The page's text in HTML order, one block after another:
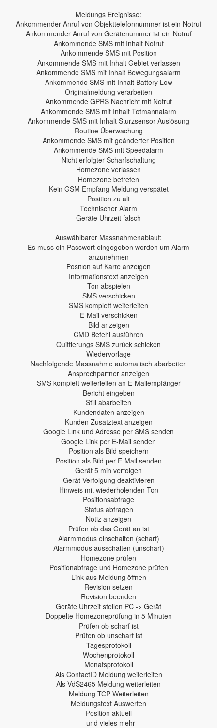
Meldungs Ereignisse:
Ankommender Anruf von Objekttelefonnummer ist ein Notruf
Ankommender Anruf von Gerätenummer ist ein Notruf
Ankommende SMS mit Inhalt Notruf
Ankommende SMS mit Position
Ankommende SMS mit Inhalt Gebiet verlassen
Ankommende SMS mit Inhalt Bewegungsalarm
Ankommende SMS mit Inhalt Battery Low
Originalmeldung verarbeiten
Ankommende GPRS Nachricht mit Notruf
Ankommende SMS mit Inhalt Totmannalarm
Ankommende SMS mit Inhalt Sturzsensor Auslösung
Routine Überwachung
Ankommende SMS mit geänderter Position
Ankommende SMS mit Speedalarm
Nicht erfolgter Scharfschaltung
Homezone verlassen
Homezone betreten
Kein GSM Empfang Meldung verspätet
Position zu alt
Technischer Alarm
Geräte Uhrzeit falsch
Auswählbarer Massnahmenablauf:
Es muss ein Passwort eingegeben werden um Alarm
anzunehmen
Position auf Karte anzeigen
Informationstext anzeigen
Ton abspielen
SMS verschicken
SMS komplett weiterleiten
E-Mail verschicken
Bild anzeigen
CMD Befehl ausführen
Quittierungs SMS zurück schicken
Wiedervorlage
Nachfolgende Massnahme automatisch abarbeiten
Ansprechpartner anzeigen
SMS komplett weiterleiten an E-Mailempfänger
Bericht eingeben
Still abarbeiten
Kundendaten anzeigen
Kunden Zusatztext anzeigen
Google Link und Adresse per SMS senden
Google Link per E-Mail senden
Position als Bild speichern
Position als Bild per E-Mail senden
Gerät 5 min verfolgen
Gerät Verfolgung deaktivieren
Hinweis mit wiederholenden Ton
Positionsabfrage
Status abfragen
Notiz anzeigen
Prüfen ob das Gerät an ist
Alarmmodus einschalten (scharf)
Alarmmodus ausschalten (unscharf)
Homezone prüfen
Positionabfrage und Homezone prüfen
Link aus Meldung öffnen
Revision setzen
Revision beenden
Geräte Uhrzeit stellen PC -> Gerät
Doppelte Homezoneprüfung in 5 Minuten
Prüfen ob scharf ist
Prüfen ob unscharf ist
Tagesprotokoll
Wochenprotokoll
Monatsprotokoll
Als ContactID Meldung weiterleiten
Als VdS2465 Meldung weiterleiten
Meldung TCP Weiterleiten
Meldungstext Auswerten
Position aktuell
- und vieles mehr